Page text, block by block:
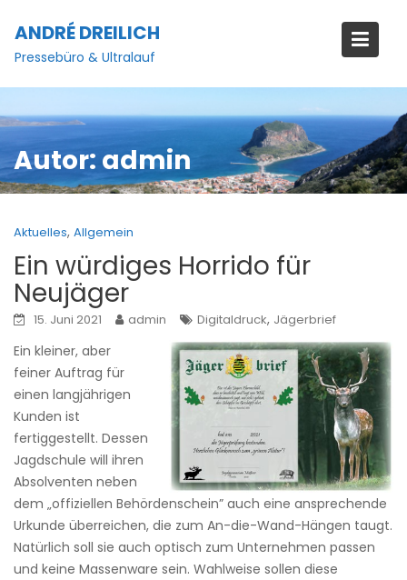
content
ANDRÉ DREILICH
Pressebüro & Ultralauf
Autor: admin
Aktuelles, Allgemein
Ein würdiges Horrido für
Neujäger
15. Juni 2021 admin Digitaldruck, Jägerbrief
Ein kleiner, aber
feiner Auftrag für
einen langjährigen
Kunden ist
fertiggestellt. Dessen
Jagdschule will ihren
Absolventen neben
dem „offiziellen Behördenschein” auch eine ansprechende
Urkunde überreichen, die zum An-die-Wand-Hängen taugt.
Natürlich soll sie auch optisch zum Unternehmen passen
und keine Massenware sein. Wahlweise sollen diese